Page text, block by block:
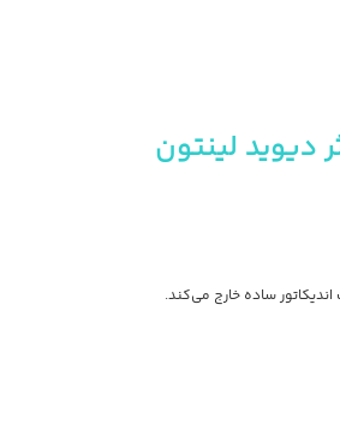
دیوید لینتون
ساده خارج می‌کند.